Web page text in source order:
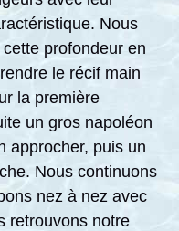
Nous
profondeur en
le récif main
la première
un gros napoléon
approcher, puis un
Nous continuons
nez à nez avec
retrouvons notre